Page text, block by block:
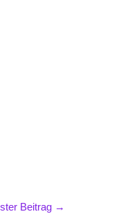
Beitrag →